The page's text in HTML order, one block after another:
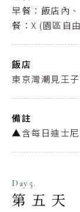
早餐：飯店內
餐：X (園區自
飯店
東京灣潮見王
備註
▲含每日迪士
Day5.
第五天